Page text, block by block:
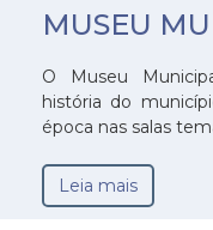
MUSEU
O Museu
história do
época nas salas
Leia mais